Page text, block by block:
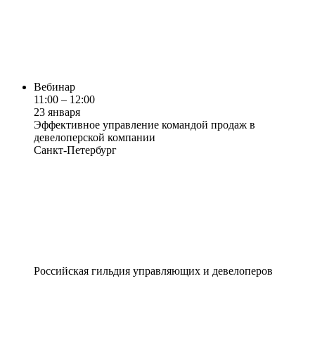
Вебинар
11:00 – 12:00
23 января
Эффективное управление командой продаж в
девелоперской компании
Санкт-Петербург
Российская гильдия управляющих и девелоперов